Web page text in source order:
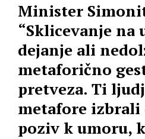
Minister
“Sklicevanje na
dejanje ali
metaforično
pretveza. Ti
metafore izbrali
poziv k umoru,